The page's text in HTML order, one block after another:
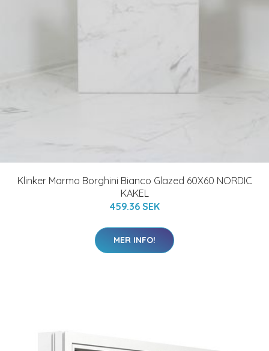
Klinker Marmo Borghini Bianco Glazed 60X60 NORDIC
KAKEL
459.36 SEK
MER INFO!